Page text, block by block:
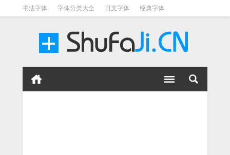
书法字体 字体分类大全 日文字体 经典字体